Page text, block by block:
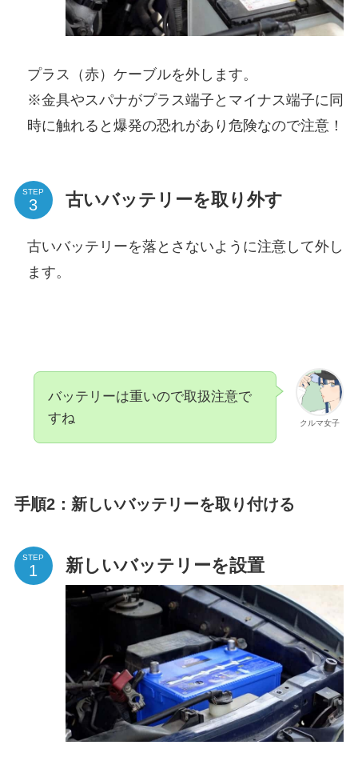
プラス（赤）ケーブルを外します。
※金具やスパナがプラス端子とマイナス端子に同
時に触れると爆発の恐れがあり危険なので注意！
STEP 古いバッテリーを取り外す
古いバッテリーを落とさないように注意して外し
ます。
クルマ女子
バッテリーは重いので取扱注意で
すね
手順2：新しいバッテリーを取り付ける
STEP 新しいバッテリーを設置